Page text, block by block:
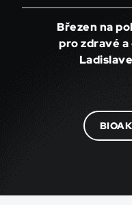
Březen na
pro zdravé